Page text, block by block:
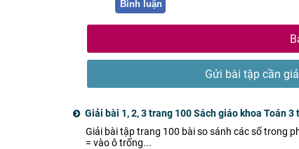
Bình luận
Gửi bài tập cần
Giải bài 1, 2, 3 trang 100 Sách giáo khoa Toán 3
Giải bài tập trang 100 bài so sánh các số trong
= vào ô trống...